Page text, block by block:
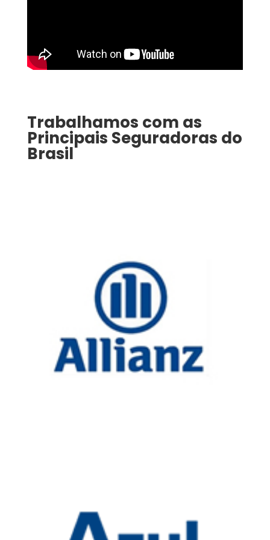
Trabalhamos com as
Principais Seguradoras do
Brasil